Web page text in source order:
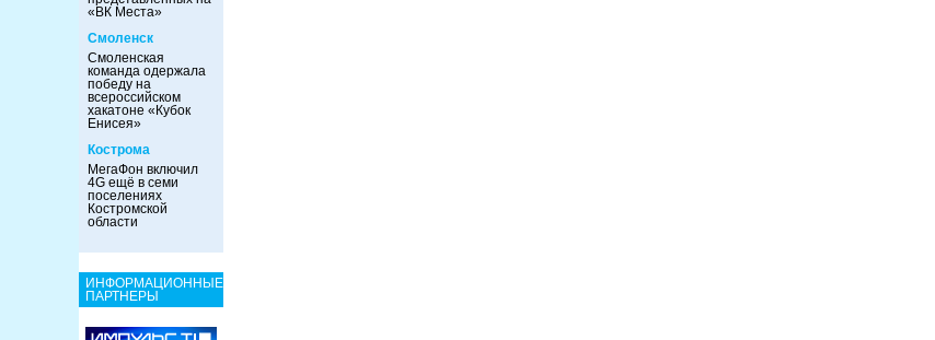
«ВК Места»
Смоленск
Смоленская
команда одержала
победу на
всероссийском
хакатоне «Кубок
Енисея»
Кострома
МегаФон включил
4G ещё в семи
поселениях
Костромской
области
ИНФОРМАЦИОННЫЕ
ПАРТНЕРЫ